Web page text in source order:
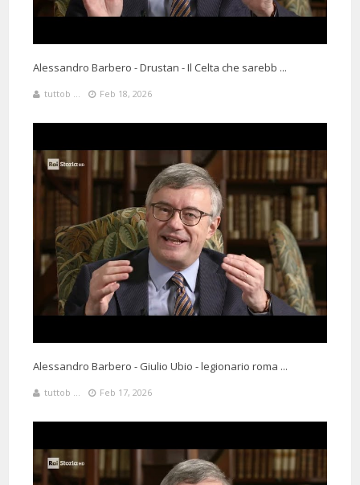
Alessandro Barbero - Drustan - Il Celta che sarebb ...
tuttob ... Feb 18, 2026
Alessandro Barbero - Giulio Ubio - legionario roma ...
tuttob ... Feb 17, 2026